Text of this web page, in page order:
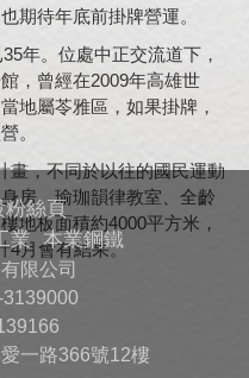
期待年底前掛牌營運。
年。位處中正交流道下，
，曾經在2009年高雄世
地屬苓雅區，如果掛牌，
。
畫，不同於以往的國民運動
房、瑜珈韻律教室、全齡
地板面積約4000平方米，
4月會有結果。
粉絲頁
業 本業鋼鐵
限公司
3139000
一路366號12樓